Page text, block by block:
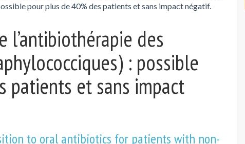
pour plus de 40% des patients et sans impact négatif.
l’antibiothérapie des
: possible
patients et sans impact
to oral antibiotics for patients with non-